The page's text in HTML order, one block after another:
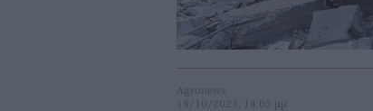
Agronews
18/10/2023, 14:03 μμ